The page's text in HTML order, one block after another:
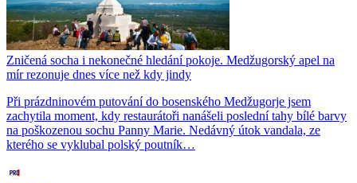
Zničená socha i nekonečné hledání pokoje. Medžugorský apel na
mír rezonuje dnes více než kdy jindy
Při prázdninovém putování do bosenského Medžugorje jsem
zachytila moment, kdy restaurátoři nanášeli poslední tahy bílé barvy
na poškozenou sochu Panny Marie. Nedávný útok vandala, ze
kterého se vyklubal polský poutník…